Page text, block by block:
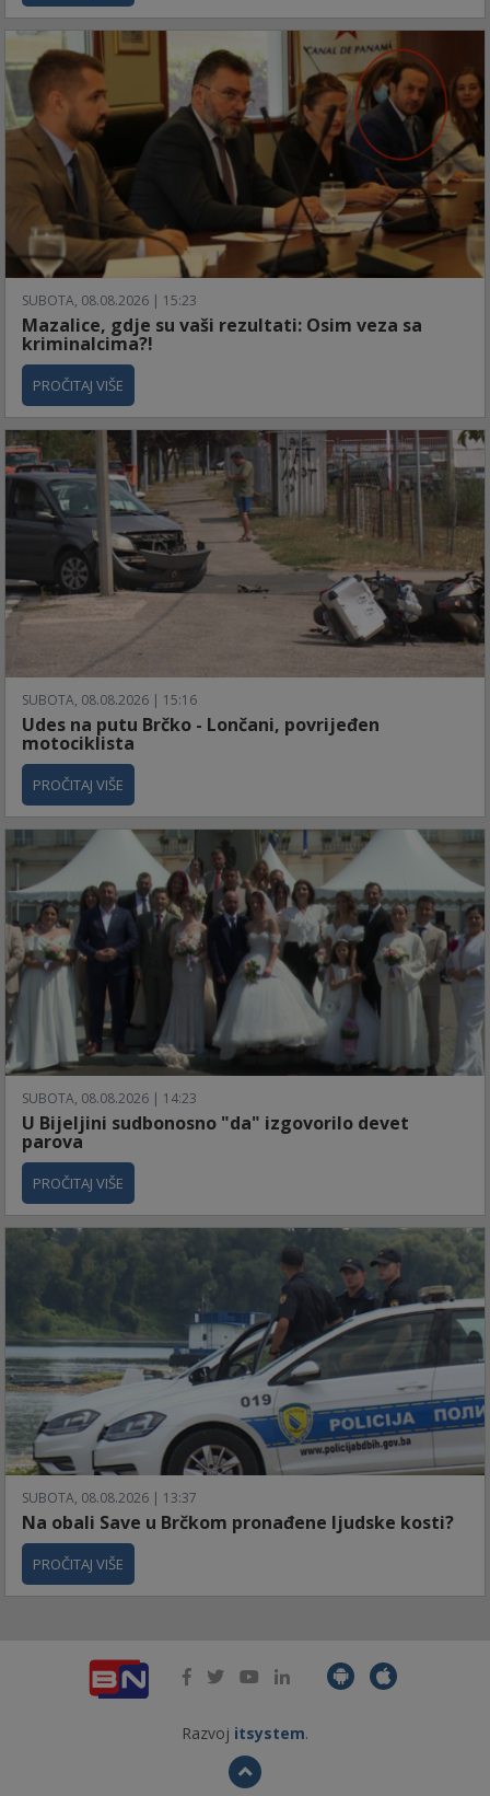
SUBOTA, 08.08.2026 | 15:23
Mazalice, gdje su vaši rezultati: Osim veza sa
kriminalcima?!
PROČITAJ VIŠE
SUBOTA, 08.08.2026 | 15:16
Udes na putu Brčko - Lončani, povrijeđen
motociklista
PROČITAJ VIŠE
SUBOTA, 08.08.2026 | 14:23
U Bijeljini sudbonosno "da" izgovorilo devet
parova
PROČITAJ VIŠE
SUBOTA, 08.08.2026 | 13:37
Na obali Save u Brčkom pronađene ljudske kosti?
PROČITAJ VIŠE
Razvoj itsystem.